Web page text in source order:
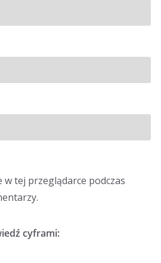
w tej przeglądarce podczas
cyframi: